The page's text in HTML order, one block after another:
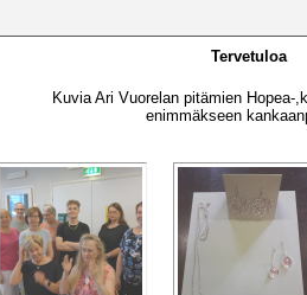
Tervetuloa
Kuvia Ari Vuorelan pitämien Hopea-
enimmäkseen